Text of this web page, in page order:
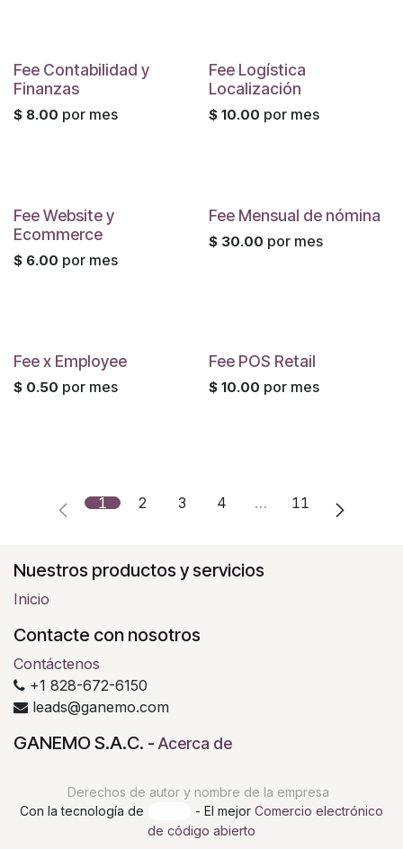
Fee Contabilidad y
Finanzas
$ 8.00 por mes
Fee Logística
Localización
$ 10.00 por mes
Fee Website y
Ecommerce
$ 6.00 por mes
Fee Mensual de nómina
$ 30.00 por mes
Fee x Employee
$ 0.50 por mes
Fee POS Retail
$ 10.00 por mes
1 2 3 4 … 11
Nuestros productos y servicios
Inicio
Contacte con nosotros
Contáctenos
+1 828-672-6150
leads@ganemo.com
GANEMO S.A.C. - Acerca de
Derechos de autor y nombre de la empresa
Con la tecnología de
- El mejor Comercio electrónico
de código abierto